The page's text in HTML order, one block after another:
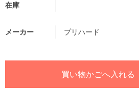
在庫
メーカー プリハード